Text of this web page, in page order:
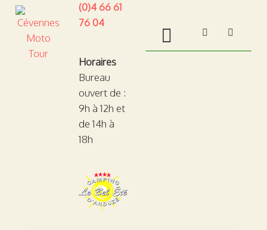
(0)4 66 61
76 04
Horaires
Bureau
ouvert de :
9h à 12h et
de 14h à
18h
TOGGLE